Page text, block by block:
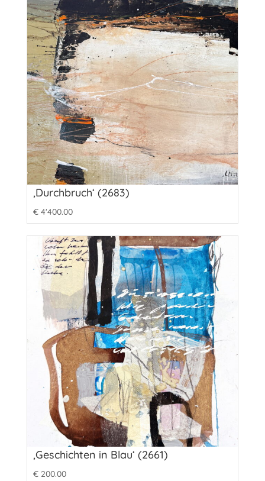
‚Durchbruch‘ (2683)
€4'400.00
‚Geschichten in Blau‘ (2661)
€200.00